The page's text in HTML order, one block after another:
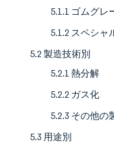
5.1.1 ゴムグレ
5.1.2 スペシャ
5.2 製造技術別
5.2.1 熱分解
5.2.2 ガス化
5.2.3 その他の
5.3 用途別